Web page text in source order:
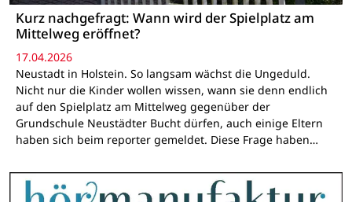
Kurz nachgefragt: Wann wird der Spielplatz am
Mittelweg eröffnet?
17.04.2026
Neustadt in Holstein. So langsam wächst die Ungeduld.
Nicht nur die Kinder wollen wissen, wann sie denn endlich
auf den Spielplatz am Mittelweg gegenüber der
Grundschule Neustädter Bucht dürfen, auch einige Eltern
haben sich beim reporter gemeldet. Diese Frage haben…